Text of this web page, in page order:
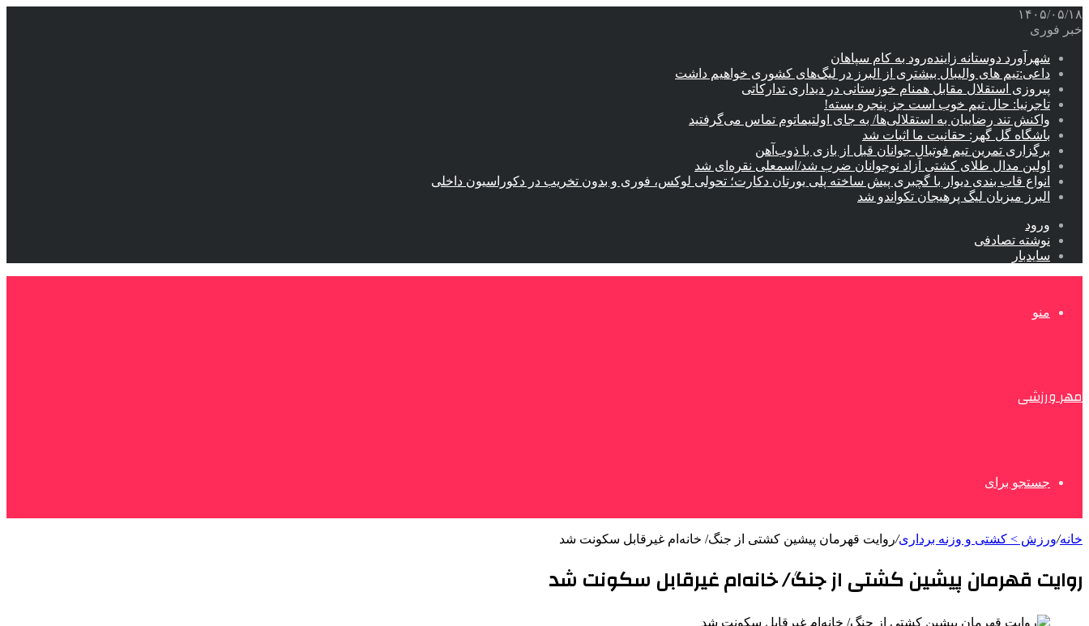
۱۴۰۵/۰۵/۱۸
خبر فوری
شهرآورد دوستانه زاینده‌رود به کام سپاهان
داعی:تیم های والیبال بیشتری از البرز در لیگ‌های کشوری خواهیم داشت
پیروزی استقلال مقابل همنام خوزستانی در دیداری تدارکاتی
تاجرنیا: حال تیم خوب است جز پنجره بسته!
واکنش تند رضاییان به استقلالی‌ها/ به جای اولتیماتوم تماس می‌گرفتید
باشگاه گل گهر: حقانیت ما اثبات شد
برگزاری تمرین تیم فوتبال جوانان قبل از بازی با ذوب‌آهن
اولین مدال طلای کشتی آزاد نوجوانان ضرب شد/اسمعلی نقره‌ای شد
انواع قاب بندی دیوار با گچبری پیش ساخته پلی یورتان دکارت؛ تحولی لوکس، فوری و بدون تخریب در دکوراسیون داخلی
البرز میزبان لیگ پرهیجان تکواندو شد
ورود
نوشته تصادفی
سایدبار
منو
مهر ورزشی
جستجو برای
خانه/ورزش > کشتی و وزنه برداری/روایت قهرمان پیشین کشتی از جنگ/ خانه‌ام غیرقابل سکونت شد
روایت قهرمان پیشین کشتی از جنگ/ خانه‌ام غیرقابل سکونت شد